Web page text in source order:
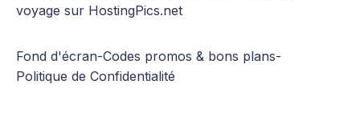
voyage sur HostingPics.net
Fond d'écran-Codes promos & bons plans-
Politique de Confidentialité